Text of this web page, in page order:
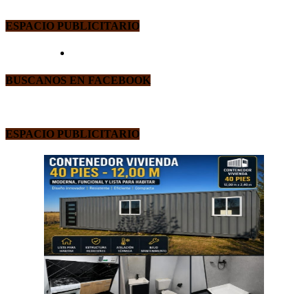
ESPACIO PUBLICITARIO
BUSCANOS EN FACEBOOK
ESPACIO PUBLICITARIO